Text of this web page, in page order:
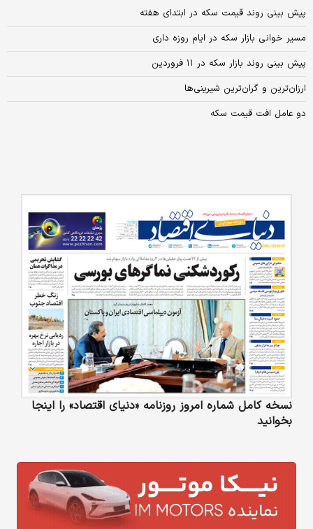
پیش بینی روند قیمت سکه در ابتدای هفته
مسیر خوانی بازار سکه در ایام روزه داری
پیش بینی روند بازار سکه در ۱۱ فروردین
ارزان­‌ترین و گران‌­ترین شیرینی‌ها
دو عامل افت قیمت سکه
نسخه کامل شماره امروز روزنامه «دنیای‌ اقتصاد» را اینجا
بخوانید